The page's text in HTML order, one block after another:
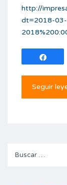
http://
dt=2018-
Seguir